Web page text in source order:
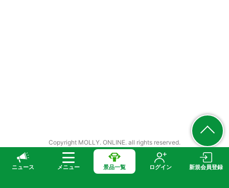
ニュース メニュー 景品一覧 ログイン 新規会員登録
Copyright MOLLY. ONLINE. all rights reserved.